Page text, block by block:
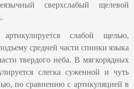
сверхслабый щелевой
артикулируется слабой щелью,
средней части спинки языка
твердого неба. В мягкорядных
слегка суженной и чуть
по сравнению с артикуляцией в